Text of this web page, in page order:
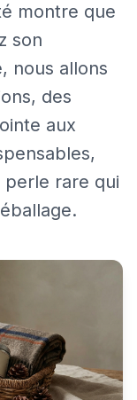
montre que
son
nous allons
des
aux
perle rare qui